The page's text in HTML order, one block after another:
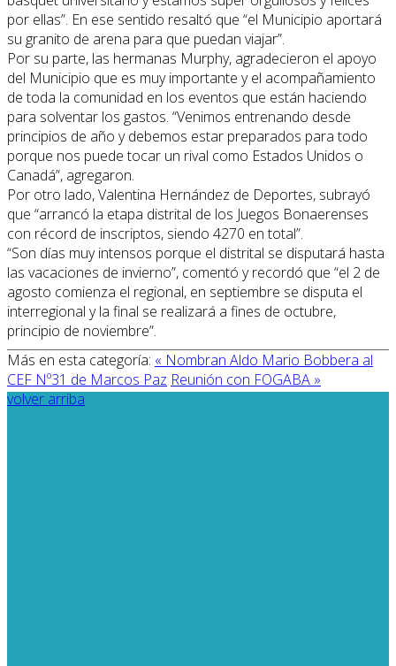
por ellas”. En ese sentido resaltó que “el Municipio aportará
su granito de arena para que puedan viajar”.
Por su parte, las hermanas Murphy, agradecieron el apoyo
del Municipio que es muy importante y el acompañamiento
de toda la comunidad en los eventos que están haciendo
para solventar los gastos. “Venimos entrenando desde
principios de año y debemos estar preparados para todo
porque nos puede tocar un rival como Estados Unidos o
Canadá”, agregaron.
Por otro lado, Valentina Hernández de Deportes, subrayó
que “arrancó la etapa distrital de los Juegos Bonaerenses
con récord de inscriptos, siendo 4270 en total”.
“Son días muy intensos porque el distrital se disputará hasta
las vacaciones de invierno”, comentó y recordó que “el 2 de
agosto comienza el regional, en septiembre se disputa el
interregional y la final se realizará a fines de octubre,
principio de noviembre”.
Más en esta categoría: « Nombran Aldo Mario Bobbera al
CEF Nº31 de Marcos Paz Reunión con FOGABA »
volver arriba